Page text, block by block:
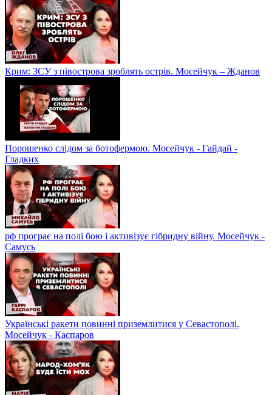
Крим: ЗСУ з півострова зроблять острів. Мосейчук – Жданов
Порошенко слідом за ботофермою. Мосейчук - Гайдай -
Гладких
рф програє на полі бою і активізує гібридну війну. Мосейчук -
Самусь
Українські ракети повинні приземлитися у Севастополі.
Мосейчук - Каспаров